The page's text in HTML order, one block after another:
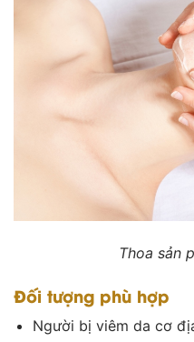
Thoa sản
Đối tượng phù hợp
Người bị viêm da cơ